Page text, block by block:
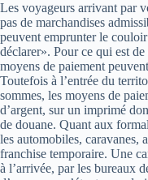
Les voyageurs arrivant par
pas de marchandises
peuvent emprunter le
déclarer». Pour ce qui est
moyens de paiement
Toutefois à l’entrée du
sommes, les moyens de
d’argent, sur un imprimé
de douane. Quant aux
les automobiles, caravanes,
franchise temporaire. Une
à l’arrivée, par les bureaux